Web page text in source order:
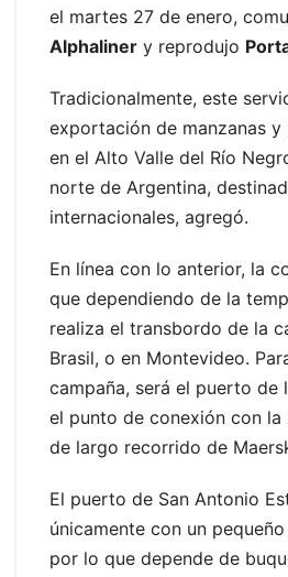
el martes 27 de enero,
Alphaliner y reprodujo
Tradicionalmente, este
exportación de manzanas
en el Alto Valle del Río
norte de Argentina,
internacionales, agregó.
En línea con lo anterior, la
que dependiendo de la
realiza el transbordo de la
Brasil, o en Montevideo.
campaña, será el puerto de
el punto de conexión con
de largo recorrido de
El puerto de San Antonio
únicamente con un
por lo que depende de